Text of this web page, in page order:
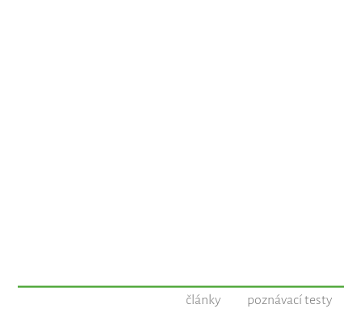
články poznávací testy